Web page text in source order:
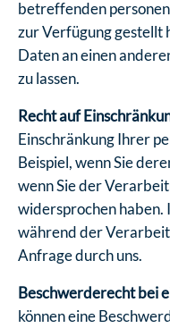
betreffenden
zur Verfügung gestellt
Daten an einen
zu lassen.
Recht auf
Einschränkung Ihrer
Beispiel, wenn Sie
wenn Sie der
widersprochen haben.
während der
Anfrage durch uns.
Beschwerderecht bei
können eine